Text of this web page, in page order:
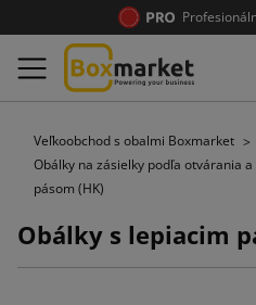
Veľkoobchod s obalmi Boxmarket
Obálky na zásielky podľa otvárania
pásom (HK)
Obálky s lepiacim